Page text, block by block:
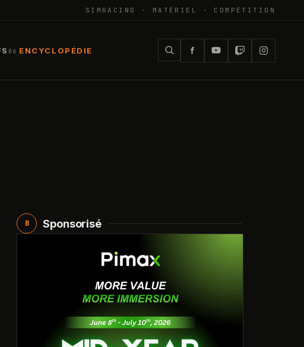
SIMRACING · MATÉRIEL · COMPÉTITION
06 ENCYCLOPÉDIE
B Sponsorisé